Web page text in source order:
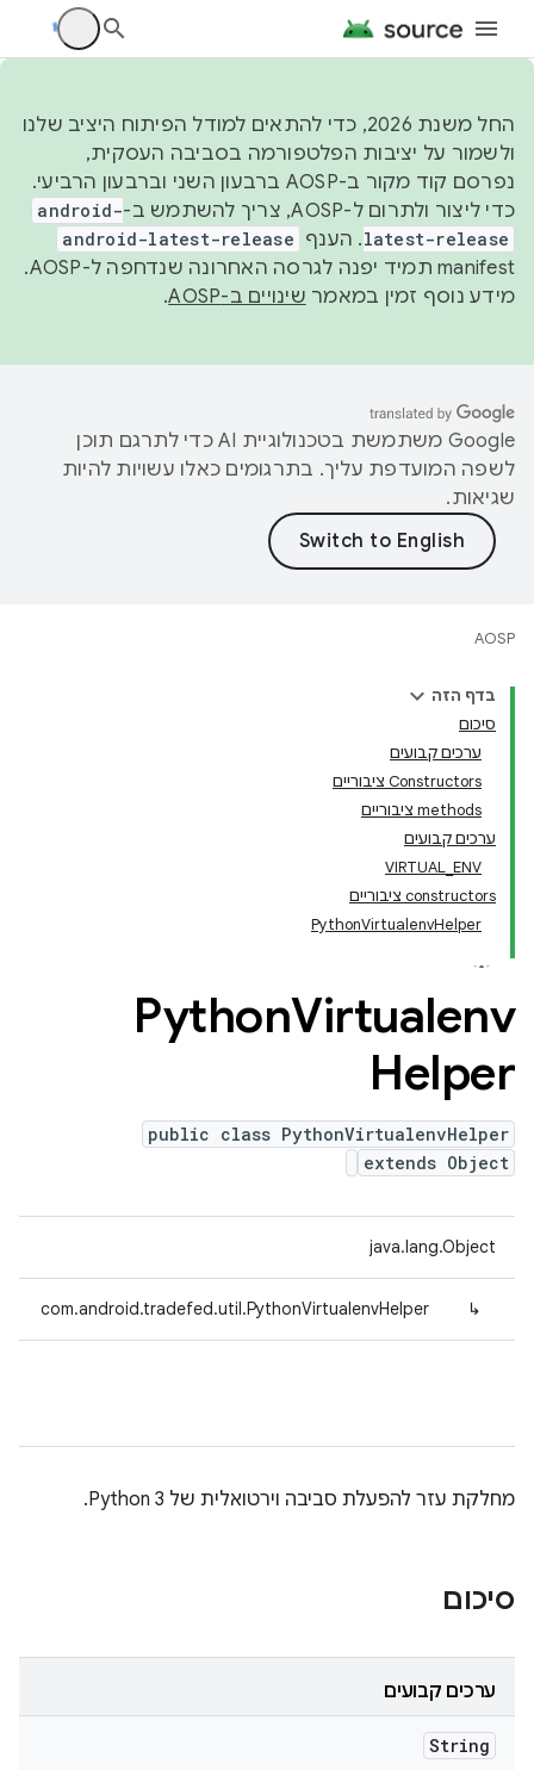
החל משנת 2026, כדי להתאים למודל הפיתוח היציב שלנו
ולשמור על יציבות הפלטפורמה בסביבה העסקית,
נפרסם קוד מקור ב-AOSP ברבעון השני וברבעון הרביעי.
כדי ליצור ולתרום ל-AOSP, צריך להשתמש ב-
android-
latest-release. הענף android-latest-release
manifest תמיד יפנה לגרסה האחרונה שנדחפה ל-AOSP.
מידע נוסף זמין במאמר שינויים ב-AOSP .
‫Google משתמשת בטכנולוגיית AI כדי לתרגם תוכן
לשפה המועדפת עליך. בתרגומים כאלו עשויות להיות
שגיאות.
AOSP
בדף הזה
סיכום
ערכים קבועים
‫Constructors ציבוריים
‫methods ציבוריים
ערכים קבועים
VIRTUAL_ENV
‫constructors ציבוריים
PythonVirtualenvHelper
PythonVirtualenv
Helper
public class PythonVirtualenvHelper
extends Object
java.lang.Object
↳
com.android.tradefed.util.PythonVirtualenvHelper
מחלקת עזר להפעלת סביבה וירטואלית של Python 3.
סיכום
ערכים קבועים
String